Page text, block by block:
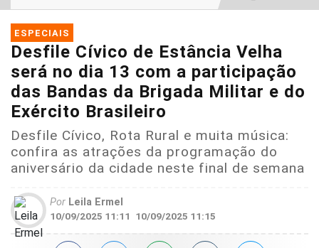
EM ALTA
ESPECIAIS
Desfile Cívico de Estância Velha
será no dia 13 com a participação
das Bandas da Brigada Militar e do
Exército Brasileiro
Desfile Cívico, Rota Rural e muita música:
confira as atrações da programação do
aniversário da cidade neste final de semana
Por Leila Ermel
10/09/2025 11:11 10/09/2025 11:15